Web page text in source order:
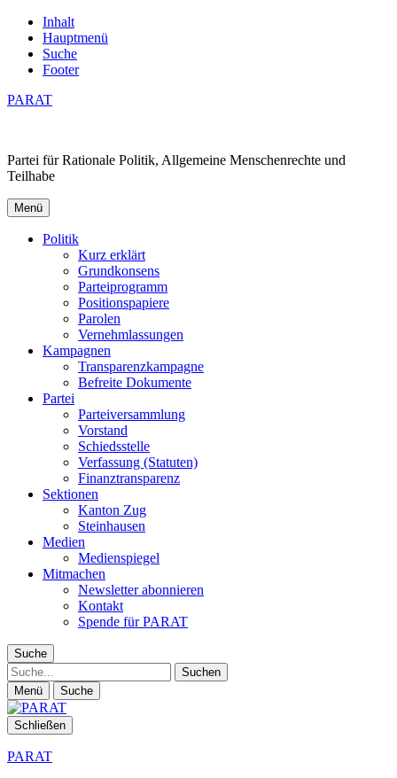
Inhalt
Hauptmenü
Suche
Footer
PARAT
Partei für Rationale Politik, Allgemeine Menschenrechte und
Teilhabe
Menü
Politik
Kurz erklärt
Grundkonsens
Parteiprogramm
Positionspapiere
Parolen
Vernehmlassungen
Kampagnen
Transparenzkampagne
Befreite Dokumente
Partei
Parteiversammlung
Vorstand
Schiedsstelle
Verfassung (Statuten)
Finanztransparenz
Sektionen
Kanton Zug
Steinhausen
Medien
Medienspiegel
Mitmachen
Newsletter abonnieren
Kontakt
Spende für PARAT
Suche
Suche
Menü Suche
Schließen
PARAT